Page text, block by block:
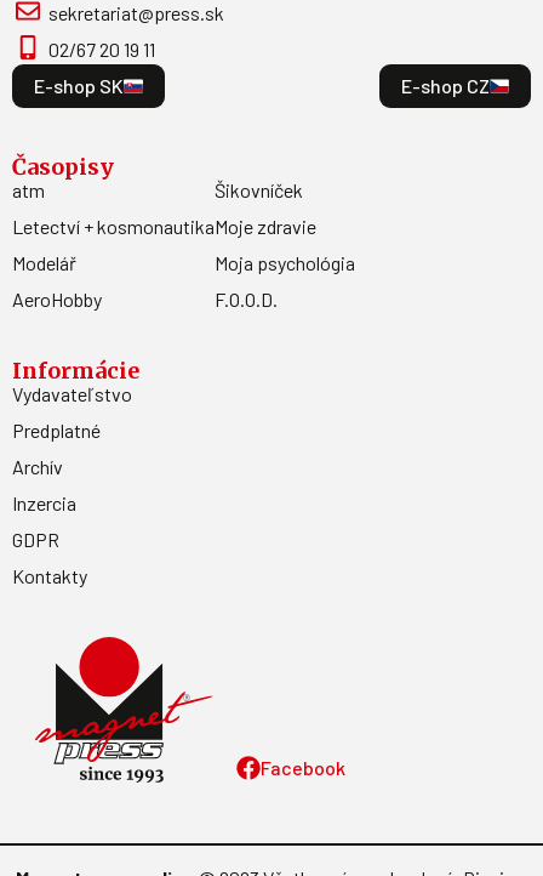
Facebook
sekretariat@press.sk
02/67 20 19 11
E-shop SK
E-shop CZ
Časopisy
atm
Letectví + kosmonautika
Modelář
AeroHobby
Šikovníček
Moje zdravie
Moja psychológia
F.O.O.D.
Informácie
Vydavateľstvo
Predplatné
Archív
Inzercia
GDPR
Kontakty